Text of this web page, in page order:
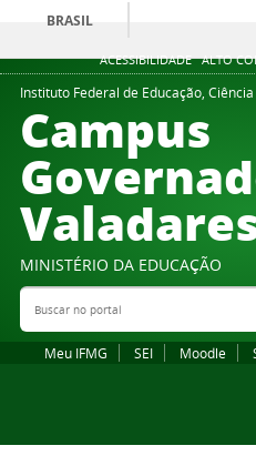
ACESSIBILIDADE ALTO
BRASIL
Instituto Federal de Educação,
Campus
MINISTÉRIO DA EDUCAÇÃO
Buscar no portal
Meu IFMG SEI Moodle